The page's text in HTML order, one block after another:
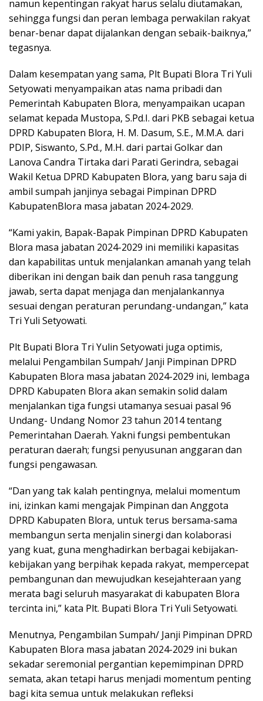
namun kepentingan rakyat harus selalu diutamakan,
sehingga fungsi dan peran lembaga perwakilan rakyat
benar-benar dapat dijalankan dengan sebaik-baiknya,”
tegasnya.
Dalam kesempatan yang sama, Plt Bupati Blora Tri Yuli
Setyowati menyampaikan atas nama pribadi dan
Pemerintah Kabupaten Blora, menyampaikan ucapan
selamat kepada Mustopa, S.Pd.I. dari PKB sebagai ketua
DPRD Kabupaten Blora, H. M. Dasum, S.E., M.M.A. dari
PDIP, Siswanto, S.Pd., M.H. dari partai Golkar dan
Lanova Candra Tirtaka dari Parati Gerindra, sebagai
Wakil Ketua DPRD Kabupaten Blora, yang baru saja di
ambil sumpah janjinya sebagai Pimpinan DPRD
KabupatenBlora masa jabatan 2024-2029.
“Kami yakin, Bapak-Bapak Pimpinan DPRD Kabupaten
Blora masa jabatan 2024-2029 ini memiliki kapasitas
dan kapabilitas untuk menjalankan amanah yang telah
diberikan ini dengan baik dan penuh rasa tanggung
jawab, serta dapat menjaga dan menjalankannya
sesuai dengan peraturan perundang-undangan,” kata
Tri Yuli Setyowati.
Plt Bupati Blora Tri Yulin Setyowati juga optimis,
melalui Pengambilan Sumpah/ Janji Pimpinan DPRD
Kabupaten Blora masa jabatan 2024-2029 ini, lembaga
DPRD Kabupaten Blora akan semakin solid dalam
menjalankan tiga fungsi utamanya sesuai pasal 96
Undang- Undang Nomor 23 tahun 2014 tentang
Pemerintahan Daerah. Yakni fungsi pembentukan
peraturan daerah; fungsi penyusunan anggaran dan
fungsi pengawasan.
“Dan yang tak kalah pentingnya, melalui momentum
ini, izinkan kami mengajak Pimpinan dan Anggota
DPRD Kabupaten Blora, untuk terus bersama-sama
membangun serta menjalin sinergi dan kolaborasi
yang kuat, guna menghadirkan berbagai kebijakan-
kebijakan yang berpihak kepada rakyat, mempercepat
pembangunan dan mewujudkan kesejahteraan yang
merata bagi seluruh masyarakat di kabupaten Blora
tercinta ini,” kata Plt. Bupati Blora Tri Yuli Setyowati.
Menutnya, Pengambilan Sumpah/ Janji Pimpinan DPRD
Kabupaten Blora masa jabatan 2024-2029 ini bukan
sekadar seremonial pergantian kepemimpinan DPRD
semata, akan tetapi harus menjadi momentum penting
bagi kita semua untuk melakukan refleksi